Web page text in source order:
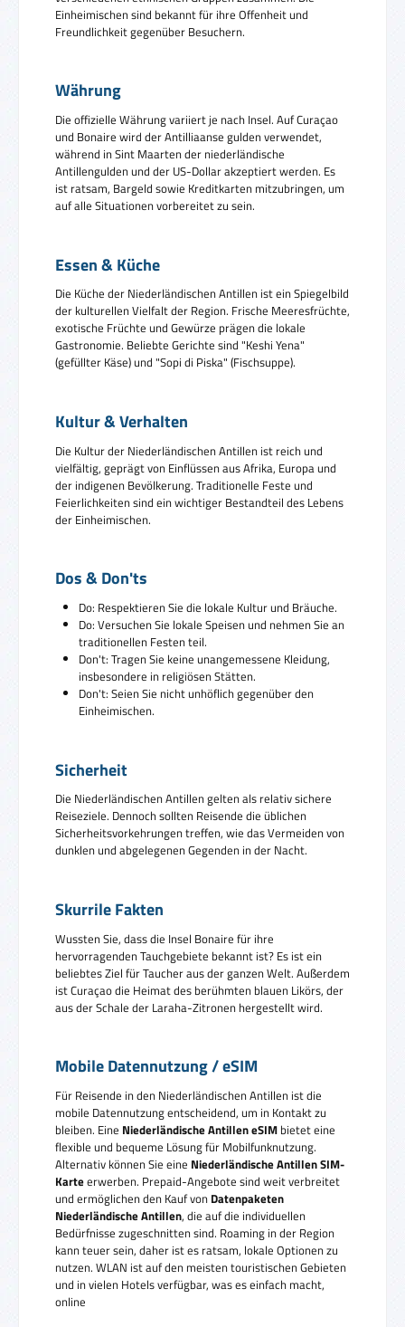
Einheimischen sind bekannt für ihre Offenheit und
Freundlichkeit gegenüber Besuchern.
Währung
Die offizielle Währung variiert je nach Insel. Auf Curaçao
und Bonaire wird der Antilliaanse gulden verwendet,
während in Sint Maarten der niederländische
Antillengulden und der US-Dollar akzeptiert werden. Es
ist ratsam, Bargeld sowie Kreditkarten mitzubringen, um
auf alle Situationen vorbereitet zu sein.
Essen & Küche
Die Küche der Niederländischen Antillen ist ein Spiegelbild
der kulturellen Vielfalt der Region. Frische Meeresfrüchte,
exotische Früchte und Gewürze prägen die lokale
Gastronomie. Beliebte Gerichte sind "Keshi Yena"
(gefüllter Käse) und "Sopi di Piska" (Fischsuppe).
Kultur & Verhalten
Die Kultur der Niederländischen Antillen ist reich und
vielfältig, geprägt von Einflüssen aus Afrika, Europa und
der indigenen Bevölkerung. Traditionelle Feste und
Feierlichkeiten sind ein wichtiger Bestandteil des Lebens
der Einheimischen.
Dos & Don'ts
Do: Respektieren Sie die lokale Kultur und Bräuche.
Do: Versuchen Sie lokale Speisen und nehmen Sie an
traditionellen Festen teil.
Don't: Tragen Sie keine unangemessene Kleidung,
insbesondere in religiösen Stätten.
Don't: Seien Sie nicht unhöflich gegenüber den
Einheimischen.
Sicherheit
Die Niederländischen Antillen gelten als relativ sichere
Reiseziele. Dennoch sollten Reisende die üblichen
Sicherheitsvorkehrungen treffen, wie das Vermeiden von
dunklen und abgelegenen Gegenden in der Nacht.
Skurrile Fakten
Wussten Sie, dass die Insel Bonaire für ihre
hervorragenden Tauchgebiete bekannt ist? Es ist ein
beliebtes Ziel für Taucher aus der ganzen Welt. Außerdem
ist Curaçao die Heimat des berühmten blauen Likörs, der
aus der Schale der Laraha-Zitronen hergestellt wird.
Mobile Datennutzung / eSIM
Für Reisende in den Niederländischen Antillen ist die
mobile Datennutzung entscheidend, um in Kontakt zu
bleiben. Eine Niederländische Antillen eSIM bietet eine
flexible und bequeme Lösung für Mobilfunknutzung.
Alternativ können Sie eine Niederländische Antillen SIM-
Karteerwerben. Prepaid-Angebote sind weit verbreitet
und ermöglichen den Kauf von Datenpaketen
Niederländische Antillen, die auf die individuellen
Bedürfnisse zugeschnitten sind. Roaming in der Region
kann teuer sein, daher ist es ratsam, lokale Optionen zu
nutzen. WLAN ist auf den meisten touristischen Gebieten
und in vielen Hotels verfügbar, was es einfach macht,
online